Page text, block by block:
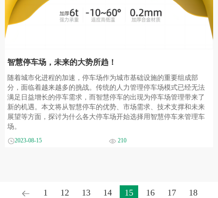
智慧停车场，未来的大势所趋！
随着城市化进程的加速，停车场作为城市基础设施的重要组成部
分，面临着越来越多的挑战。传统的人力管理停车场模式已经无法
满足日益增长的停车需求，而智慧停车的出现为停车场管理带来了
新的机遇。本文将从智慧停车的优势、市场需求、技术支撑和未来
展望等方面，探讨为什么各大停车场开始选择用智慧停车来管理车
场。
2023-08-15 210
1 12 13 14 15 16 17
18